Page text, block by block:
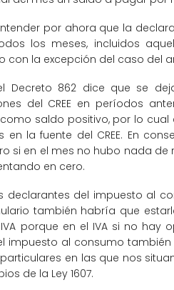
por ahora que la
los meses, incluidos
con la excepción del caso del
Decreto 862 dice que se
del CREE en períodos
saldo positivo, por lo
en la fuente del CREE. En
si en el mes no hubo nada
en cero.
del impuesto al
también habría que
porque en el IVA si no hay
impuesto al consumo
en las que nos
de la Ley 1607.